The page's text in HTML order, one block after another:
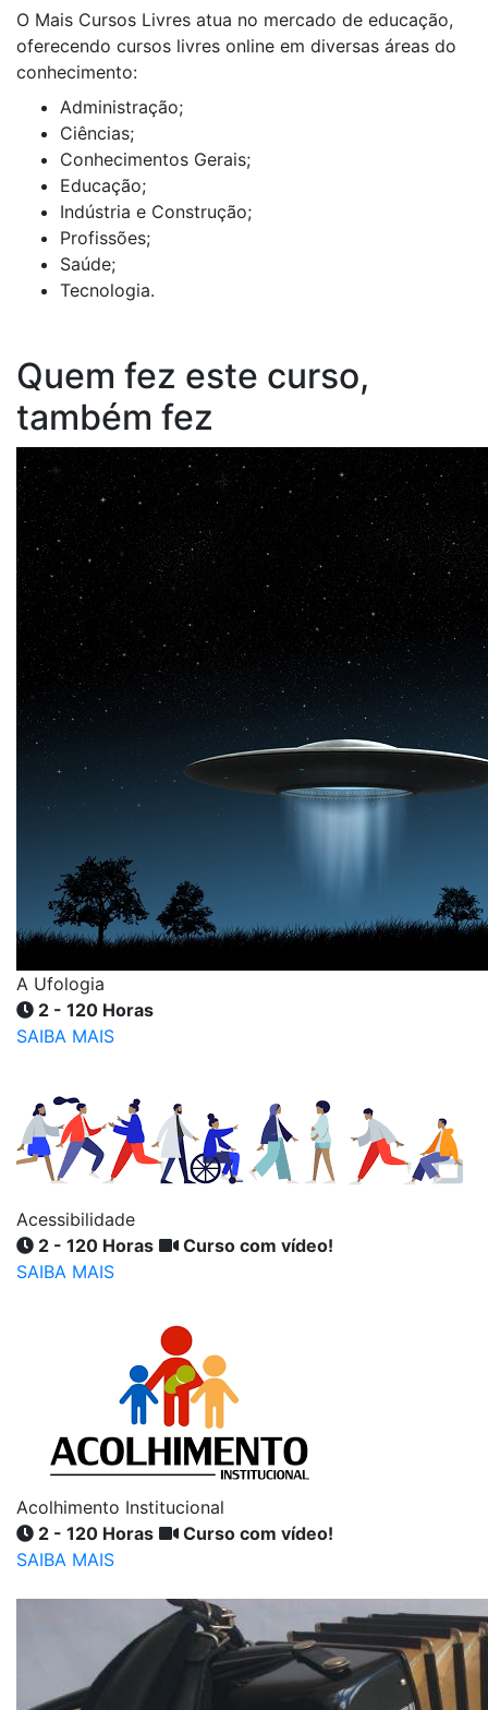
O Mais Cursos Livres atua no mercado de educação,
oferecendo cursos livres online em diversas áreas do
conhecimento:
Administração;
Ciências;
Conhecimentos Gerais;
Educação;
Indústria e Construção;
Profissões;
Saúde;
Tecnologia.
Quem fez este curso,
também fez
A Ufologia
2 - 120 Horas
SAIBA MAIS
Acessibilidade
2 - 120 Horas
Curso com vídeo!
SAIBA MAIS
Acolhimento Institucional
2 - 120 Horas
Curso com vídeo!
SAIBA MAIS